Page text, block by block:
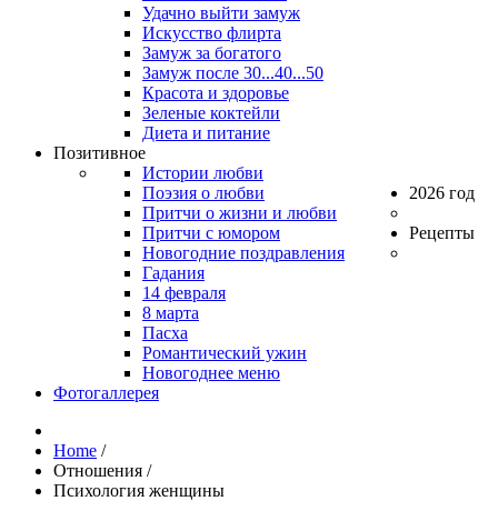
Удачно выйти замуж
Искусство флирта
Замуж за богатого
Замуж после 30...40...50
Красота и здоровье
Зеленые коктейли
Диета и питание
Позитивное
Истории любви
Поэзия о любви
Притчи о жизни и любви
Притчи с юмором
2026 год
Новогодние поздравления
Гадания
14 февраля
8 марта
Рецепты
Пасха
Романтический ужин
Новогоднее меню
Фотогаллерея
Home /
Отношения /
Психология женщины